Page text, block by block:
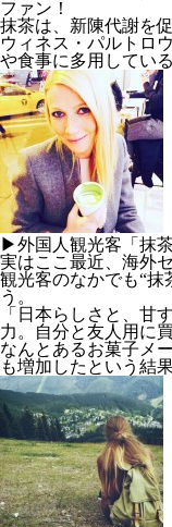
ファン！
抹茶は、新陳代謝を
ウィネス・パルトロ
や食事に多用している
▶外国人観光客「抹
実はここ最近、海外
観光客のなかでも“抹
う。
「日本らしさと、甘
力。自分と友人用に
なんとあるお菓子メ
も増加したという結果